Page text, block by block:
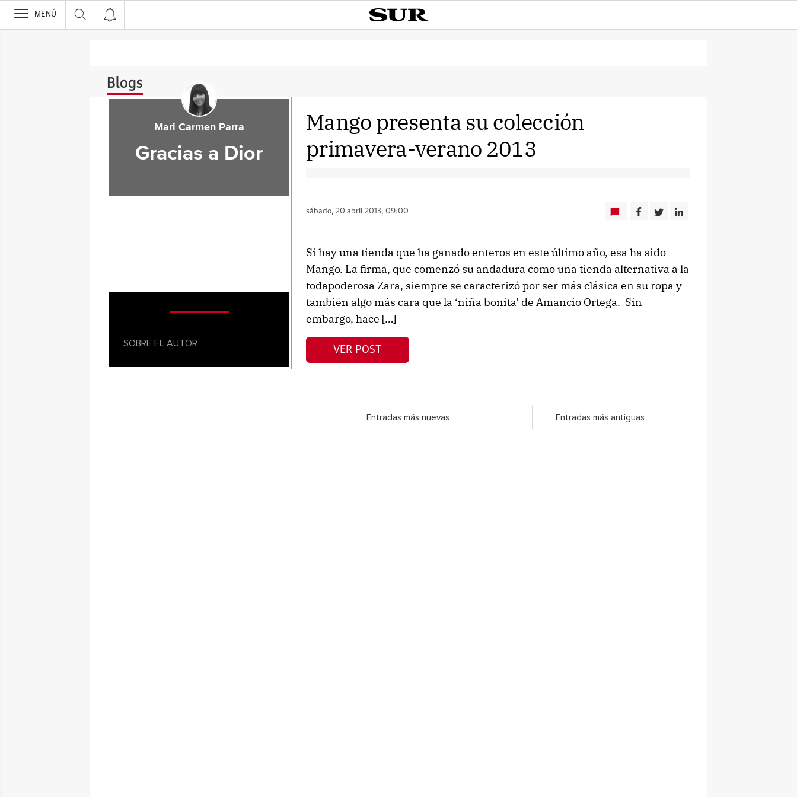
>
MENÚ
Blogs
Mango presenta su colección
primavera-verano 2013
sábado, 20 abril 2013, 09:00
Si hay una tienda que ha ganado enteros en este último año, esa ha sido
Mango. La firma, que comenzó su andadura como una tienda alternativa a la
todapoderosa Zara, siempre se caracterizó por ser más clásica en su ropa y
también algo más cara que la ‘niña bonita’ de Amancio Ortega. Sin
embargo, hace […]
VER POST
Entradas más nuevas Entradas más antiguas
Mari Carmen Parra
Gracias a Dior
SOBRE EL AUTOR